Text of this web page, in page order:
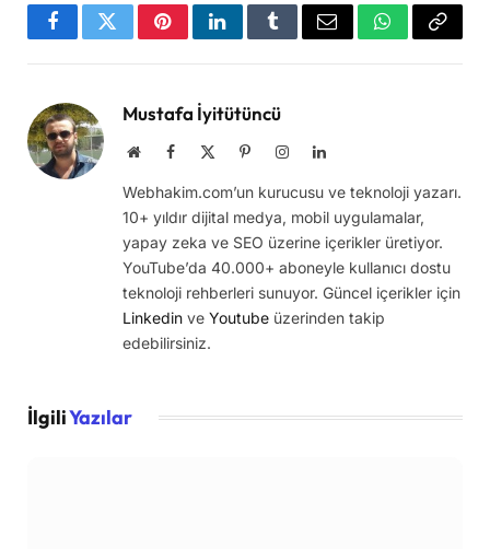
FacebookTwitterPinterestLinkedInTumblrEmail WhatsApp
Copy
Mustafa İyitütüncü
WebsiteFacebook PinterestInstagramLinkedIn
Webhakim.com’un kurucusu ve teknoloji yazarı.
10+ yıldır dijital medya, mobil uygulamalar,
yapay zeka ve SEO üzerine içerikler üretiyor.
YouTube’da 40.000+ aboneyle kullanıcı dostu
teknoloji rehberleri sunuyor. Güncel içerikler için
Linkedin ve Youtube üzerinden takip
edebilirsiniz.
İlgiliYazılar